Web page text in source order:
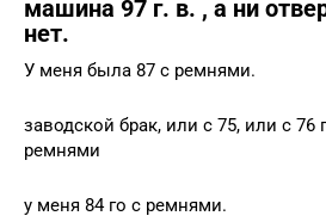
машина 97 г. в. , а ни
нет.
У меня была 87 с ремнями.
заводской брак, или с 75, или с 76
ремнями
у меня 84 го с ремнями.